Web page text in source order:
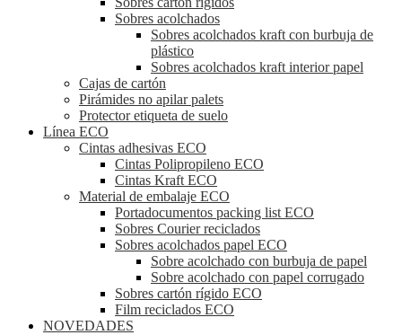
Sobres acolchados
Sobres acolchados kraft con burbuja de
plástico
Sobres acolchados kraft interior papel
Cajas de cartón
Pirámides no apilar palets
Protector etiqueta de suelo
Línea ECO
Cintas adhesivas ECO
Cintas Polipropileno ECO
Cintas Kraft ECO
Material de embalaje ECO
Portadocumentos packing list ECO
Sobres Courier reciclados
Sobres acolchados papel ECO
Sobre acolchado con burbuja de papel
Sobre acolchado con papel corrugado
Sobres cartón rígido ECO
Film reciclados ECO
NOVEDADES